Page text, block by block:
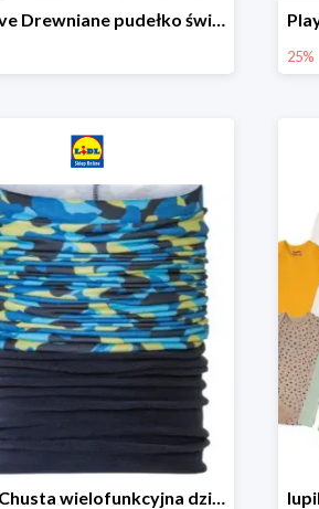
Playtive Drewniane pudełko świetlne MONTESSORI
25%
lupilu Chusta wielofunkcyjna dziecięca